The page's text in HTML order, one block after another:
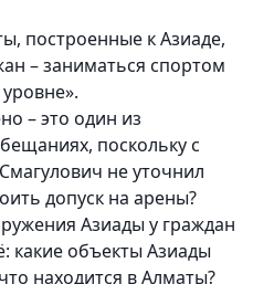
построенные к Азиаде,
– заниматься спортом
– это один из
поскольку с
не уточнил
допуск на арены?
Азиады у граждан
какие объекты Азиады
находится в Алматы?